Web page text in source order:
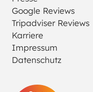
Google Reviews
Tripadviser Reviews
Karriere
Impressum
Datenschutz